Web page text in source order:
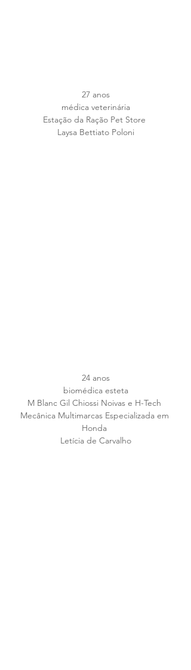
27 anos
médica veterinária
Estação da Ração Pet Store
Laysa Bettiato Poloni
24 anos
biomédica esteta
M Blanc Gil Chiossi Noivas e H-Tech
Mecânica Multimarcas Especializada em
Honda
Letícia de Carvalho